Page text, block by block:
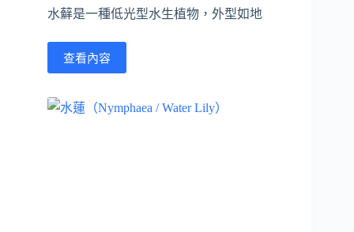
水蘚是一種低光型水生植物，外型如地
查看內容